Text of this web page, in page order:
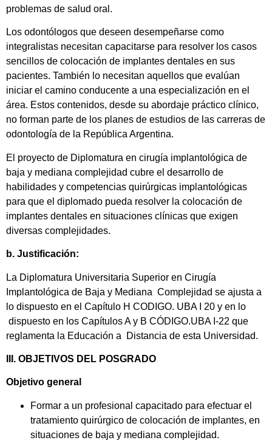
problemas de salud oral.
Los odontólogos que deseen desempeñarse como
integralistas necesitan capacitarse para resolver los casos
sencillos de colocación de implantes dentales en sus
pacientes. También lo necesitan aquellos que evalúan
iniciar el camino conducente a una especialización en el
área. Estos contenidos, desde su abordaje práctico clínico,
no forman parte de los planes de estudios de las carreras de
odontología de la República Argentina.
El proyecto de Diplomatura en cirugía implantológica de
baja y mediana complejidad cubre el desarrollo de
habilidades y competencias quirúrgicas implantológicas
para que el diplomado pueda resolver la colocación de
implantes dentales en situaciones clínicas que exigen
diversas complejidades.
b. Justificación:
La Diplomatura Universitaria Superior en Cirugía
Implantológica de Baja y Mediana Complejidad se ajusta a
lo dispuesto en el Capítulo H CODIGO. UBA I 20 y en lo
dispuesto en los Capítulos A y B CÓDIGO.UBA I-22 que
reglamenta la Educación a Distancia de esta Universidad.
III. OBJETIVOS DEL POSGRADO
Objetivo general
Formar a un profesional capacitado para efectuar el
tratamiento quirúrgico de colocación de implantes, en
situaciones de baja y mediana complejidad.